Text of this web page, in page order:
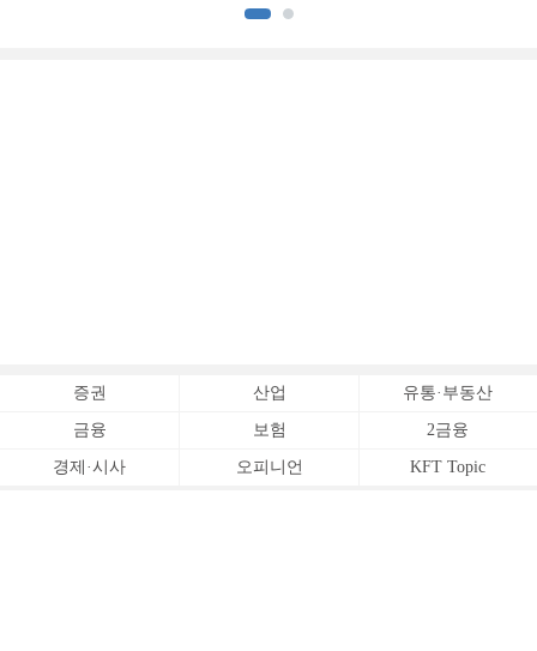
증권 산업 유통·부동산
금융 보험 2금융
경제·시사 오피니언 KFT Topic